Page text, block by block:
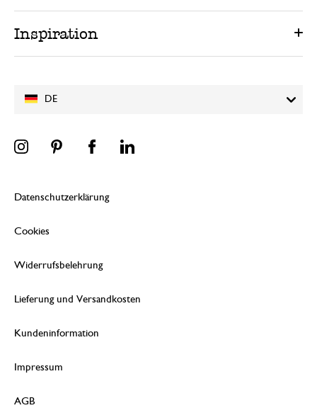
DE
Inspiration
Datenschutzerklärung
Cookies
Widerrufsbelehrung
Lieferung und Versandkosten
Kundeninformation
Impressum
AGB